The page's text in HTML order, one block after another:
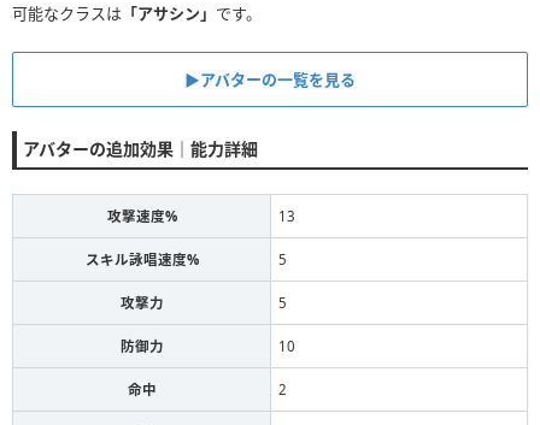
可能なクラスは 「アサシン」 です。
▶アバターの一覧を見る
アバターの追加効果｜能力詳細
攻撃速度% 13
スキル詠唱速度% 5
攻撃力 5
防御力 10
命中 2